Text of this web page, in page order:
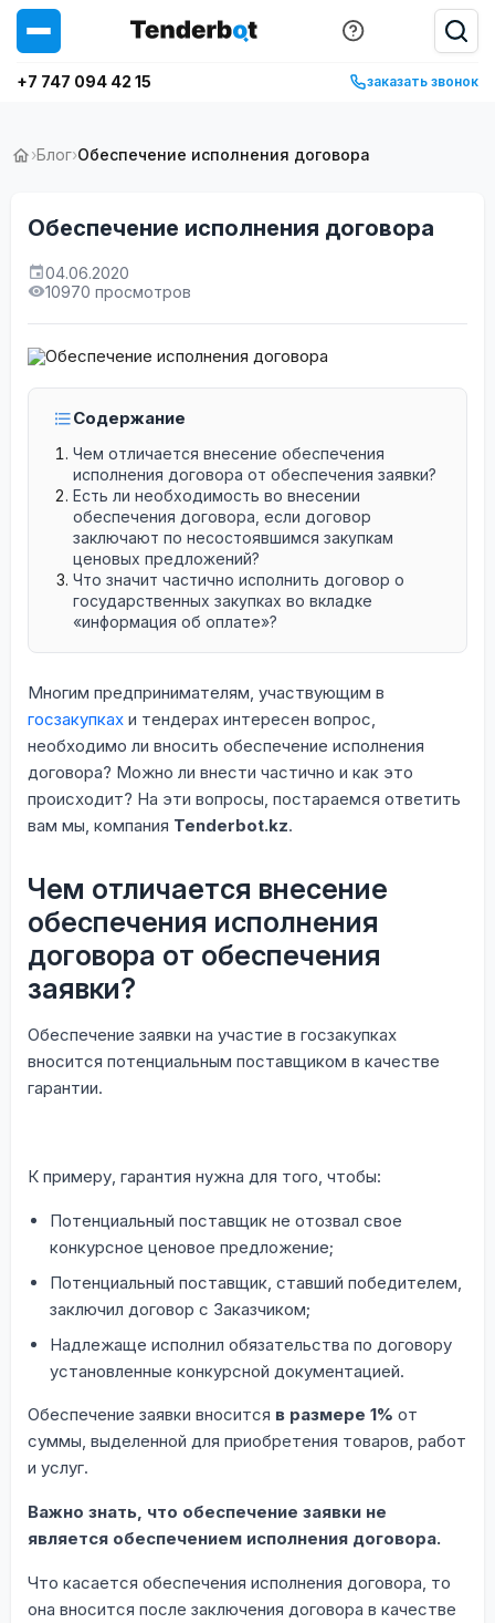
+7 747 094 42 15 заказать звонок
›Блог›Обеспечение исполнения договора
Обеспечение исполнения договора
04.06.2020
10970 просмотров
Содержание
Чем отличается внесение обеспечения
исполнения договора от обеспечения заявки?
Есть ли необходимость во внесении
обеспечения договора, если договор
заключают по несостоявшимся закупкам
ценовых предложений?
Что значит частично исполнить договор о
государственных закупках во вкладке
«информация об оплате»?
Многим предпринимателям, участвующим в
госзакупках и тендерах интересен вопрос,
необходимо ли вносить обеспечение исполнения
договора? Можно ли внести частично и как это
происходит? На эти вопросы, постараемся ответить
вам мы, компания Tenderbot.kz.
Чем отличается внесение
обеспечения исполнения
договора от обеспечения
заявки?
Обеспечение заявки на участие в госзакупках
вносится потенциальным поставщиком в качестве
гарантии.
К примеру, гарантия нужна для того, чтобы:
Потенциальный поставщик не отозвал свое
конкурсное ценовое предложение;
Потенциальный поставщик, ставший победителем,
заключил договор с Заказчиком;
Надлежаще исполнил обязательства по договору
установленные конкурсной документацией.
Обеспечение заявки вносится в размере 1% от
суммы, выделенной для приобретения товаров, работ
и услуг.
Важно знать, что обеспечение заявки не
является обеспечением исполнения договора.
Что касается обеспечения исполнения договора, то
она вносится после заключения договора в качестве